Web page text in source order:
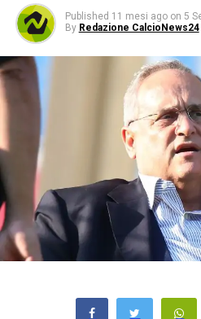
Published 11 mesi ago on 5
By Redazione CalcioNews24